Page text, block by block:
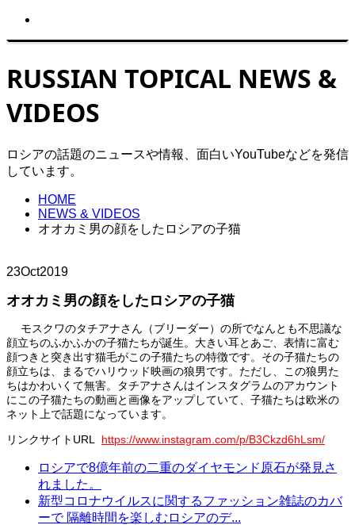
RUSSIAN TOPICAL NEWS &
VIDEOS
ロシアの話題のニュースや情報、面白いYouTubeなどを発信
しています。
HOME
NEWS & VIDEOS
オオカミ男の顔をしたロシアの子猫
23Oct2019
オオカミ男の顔をしたロシアの子猫
モスクワのタチアナさん（ブリーダー）の所でなんとも不思議な
顔立ちのふかふかの子猫たちが誕生。大きい耳とあご、表情に富む
顔つきと突き出す猫毛がこの子猫たちの特徴です。その子猫たちの
顔立ちは、まるでハリウッド映画の狼男です。ただし、この狼男た
ちはかわいくて無害。タチアナさんはインスタグラムのアカウント
にこの子猫たちの動画と画像をアップしていて、子猫たちは欧米の
ネット上で話題になっています。
リンクサイトURL https://www.instagram.com/p/B3Ckzd6hLsm/
ロシアで8億年前の二重のダイヤモンド原石が発見さ
れました。
新型コロナウイルスに関するファッション雑誌のカバ
ーで 隔離時間を楽しむロシアのデ...